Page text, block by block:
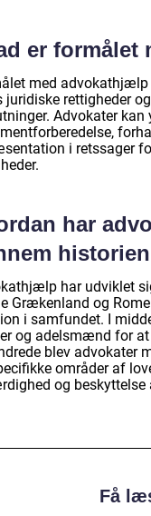
er
med
juridiske rettigheder
Advokater
i retssager
har
har udviklet
Grækenland og
i samfundet. I
og adelsmænd for
blev advokater
områder af
og beskyttelse
Få